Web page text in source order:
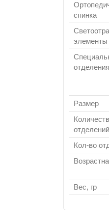
спинка
элементы
отделения
Размер
отделений
Кол-во
Вес, гр